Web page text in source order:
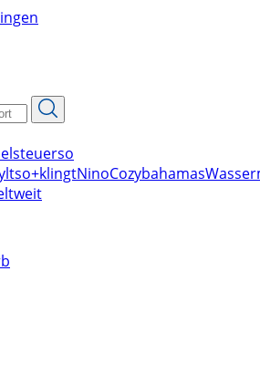
steuerso
so+klingtNinoCozybahamas